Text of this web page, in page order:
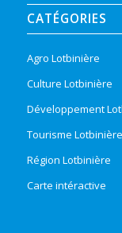
CATÉGORIES
Agro Lotbinière
Culture Lotbinière
Développement
Tourisme Lotbinière
Région Lotbinière
Carte intéractive